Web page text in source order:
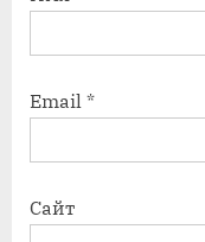
Email *
Сайт